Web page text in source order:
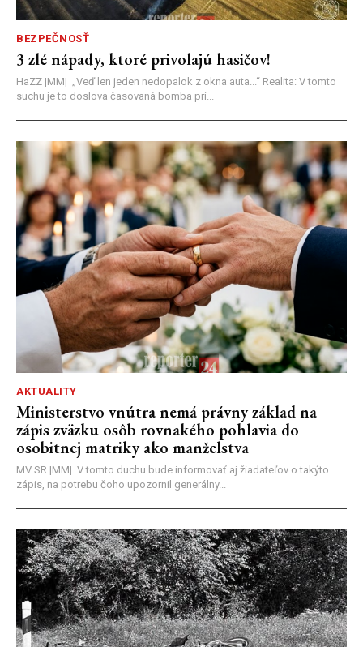
BEZPEČNOSŤ
3 zlé nápady, ktoré privolajú hasičov!
HaZZ |MM| ​„Veď len jeden nedopalok z okna auta...“ ​Realita: V tomto
suchu je to doslova časovaná bomba pri...
AKTUALITY
Ministerstvo vnútra nemá právny základ na
zápis zväzku osôb rovnakého pohlavia do
osobitnej matriky ako manželstva
MV SR |MM| V tomto duchu bude informovať aj žiadateľov o takýto
zápis, na potrebu čoho upozornil generálny...